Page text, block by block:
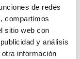
de redes
compartimos
sitio web con
y análisis
información